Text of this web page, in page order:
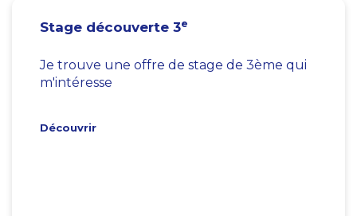
Stage découverte 3e
Je trouve une offre de stage de 3ème qui
m'intéresse
Découvrir